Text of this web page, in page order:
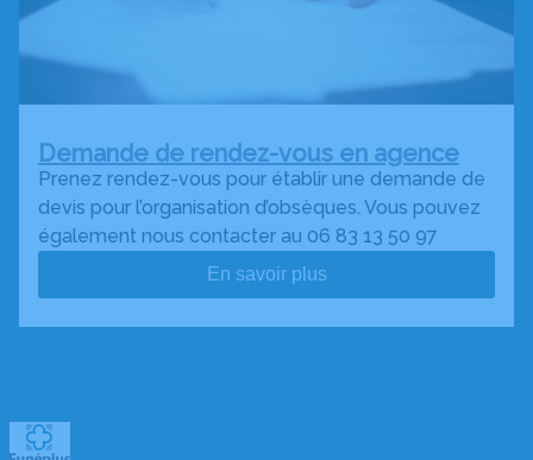
Demande de rendez-vous en agence
Prenez rendez-vous pour établir une demande de
devis pour l’organisation d’obsèques. Vous pouvez
également nous contacter au 06 83 13 50 97
En savoir plus